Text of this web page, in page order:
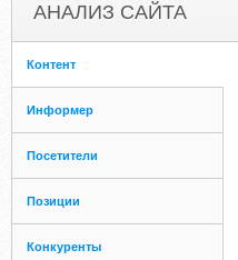
АНАЛИЗ САЙТА
Контент
Информер
Посетители
Позиции
Конкуренты